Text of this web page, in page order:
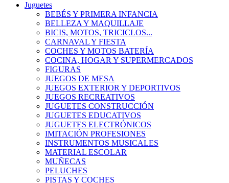
Juguetes
BEBÉS Y PRIMERA INFANCIA
BELLEZA Y MAQUILLAJE
BICIS, MOTOS, TRICICLOS...
CARNAVAL Y FIESTA
COCHES Y MOTOS BATERÍA
COCINA, HOGAR Y SUPERMERCADOS
FIGURAS
JUEGOS DE MESA
JUEGOS EXTERIOR Y DEPORTIVOS
JUEGOS RECREATIVOS
JUGUETES CONSTRUCCIÓN
JUGUETES EDUCATIVOS
JUGUETES ELECTRÓNICOS
IMITACIÓN PROFESIONES
INSTRUMENTOS MUSICALES
MATERIAL ESCOLAR
MUÑECAS
PELUCHES
PISTAS Y COCHES